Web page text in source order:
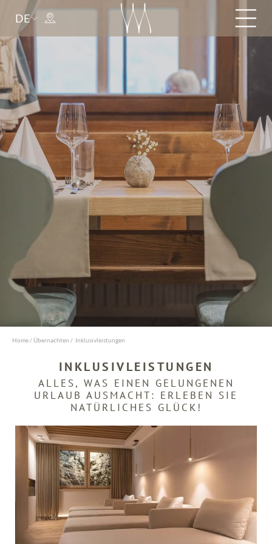
DE
Anreise
Abreise
Kind(er)
Vorname
Nachname
E-Mail
EinwilligungMarketing
JETZT ANFRAGEN
Home / Übernachten / Inklusivleistungen
INKLUSIVLEISTUNGEN
ALLES, WAS EINEN GELUNGENEN
URLAUB AUSMACHT: ERLEBEN SIE
NATÜRLICHES GLÜCK!